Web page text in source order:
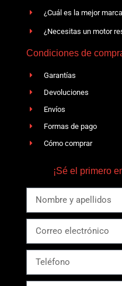
¿Cuál es la mejor
¿Necesitas un motor
Condiciones de
Garantías
Devoluciones
Envíos
Formas de pago
Cómo comprar
¡Sé el primero